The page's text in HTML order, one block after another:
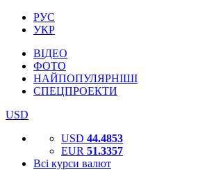
РУС
УКР
ВІДЕО
ФОТО
НАЙПОПУЛЯРНІШІ
СПЕЦПРОЕКТИ
USD
USD 44.4853
EUR 51.3357
Всі курси валют